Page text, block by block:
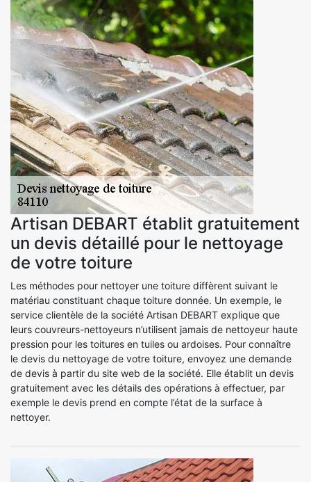
Artisan DEBART établit gratuitement
un devis détaillé pour le nettoyage
de votre toiture
Les méthodes pour nettoyer une toiture diffèrent suivant le
matériau constituant chaque toiture donnée. Un exemple, le
service clientèle de la société Artisan DEBART explique que
leurs couvreurs-nettoyeurs n’utilisent jamais de nettoyeur haute
pression pour les toitures en tuiles ou ardoises. Pour connaître
le devis du nettoyage de votre toiture, envoyez une demande
de devis à partir du site web de la société. Elle établit un devis
gratuitement avec les détails des opérations à effectuer, par
exemple le devis prend en compte l’état de la surface à
nettoyer.